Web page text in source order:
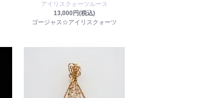
アイリスクォーツルース
13,000円(税込)
ゴージャス☆アイリスクォーツ